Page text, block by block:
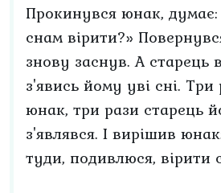
Прокинувся юнак,
снам вірити?»
знову заснув. А старець
з'явись йому уві сні.
юнак, три рази старець
з'являвся. І вирішив
туди, подивлюся, вірити